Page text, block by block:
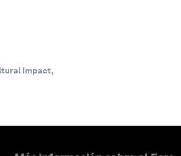
Impact,